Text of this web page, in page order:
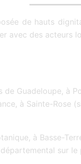
de hauts
avec des
de Guadeloupe, à
à Sainte-Rose
à Basse-
sur